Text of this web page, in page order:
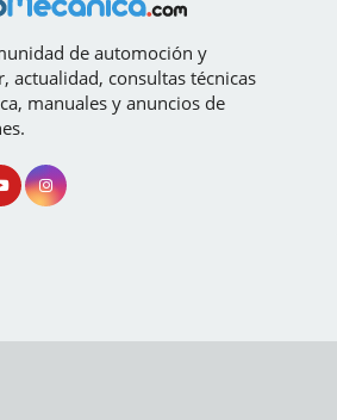
de automoción y
actualidad, consultas técnicas
manuales y anuncios de